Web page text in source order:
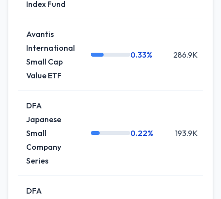
Index Fund
Avantis
International
Small Cap
Value ETF
0.33% 286.9K
DFA
Japanese
Small
Company
Series
0.22% 193.9K
DFA